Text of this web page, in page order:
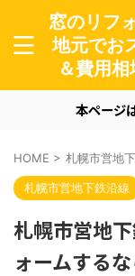
窓のリフ
地元でお
＆費用
本ページ
HOME > 札幌市営地
札幌市営地下鉄沿線
札幌市営地
ォームする